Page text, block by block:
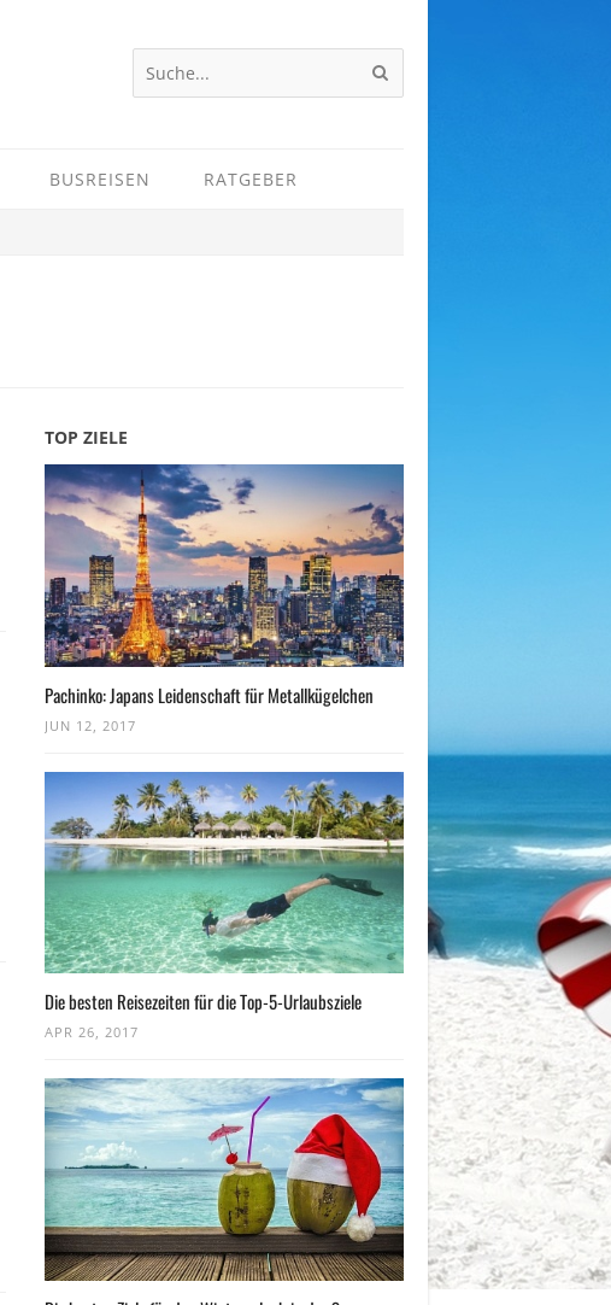
BUSREISEN RATGEBER
TOP ZIELE
Pachinko: Japans Leidenschaft für Metallkügelchen
JUN 12, 2017
Die besten Reisezeiten für die Top-5-Urlaubsziele
APR 26, 2017